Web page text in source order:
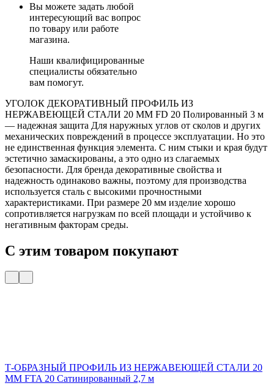
Вы можете задать любой
интересующий вас вопрос
по товару или работе
магазина.
Наши квалифицированные
специалисты обязательно
вам помогут.
УГОЛОК ДЕКОРАТИВНЫЙ ПРОФИЛЬ ИЗ
НЕРЖАВЕЮЩЕЙ СТАЛИ 20 ММ FD 20 Полированный 3 м
— надежная защита Для наружных углов от сколов и других
механических повреждений в процессе эксплуатации. Но это
не единственная функция элемента. С ним стыки и края будут
эстетично замаскированы, а это одно из слагаемых
безопасности. Для бренда декоративные свойства и
надежность одинаково важны, поэтому для производства
используется сталь с высокими прочностными
характеристиками. При размере 20 мм изделие хорошо
сопротивляется нагрузкам по всей площади и устойчиво к
негативным факторам среды.
С этим товаром покупают
Т-ОБРАЗНЫЙ ПРОФИЛЬ ИЗ НЕРЖАВЕЮЩЕЙ СТАЛИ 20
ММ FTA 20 Сатинированный 2,7 м